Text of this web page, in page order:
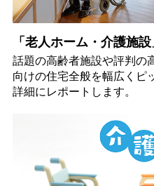
「老人ホーム・介護施
話題の高齢者施設や評判の
向けの住宅全般を幅広くピ
詳細にレポートします。